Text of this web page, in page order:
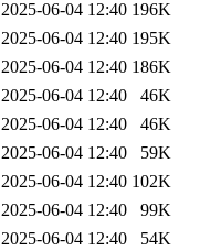
2025-06-04 12:40 196K
2025-06-04 12:40 195K
2025-06-04 12:40 186K
2025-06-04 12:40
46K
2025-06-04 12:40
46K
2025-06-04 12:40
59K
2025-06-04 12:40 102K
2025-06-04 12:40
99K
2025-06-04 12:40
54K